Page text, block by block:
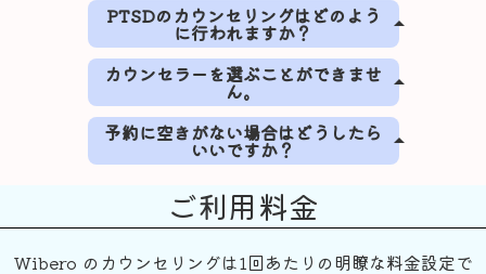
人により異なりますが、初回に現状を整
理していきます。そして、何が原因で苦
しんでいたのかを整理し、改善方法を一
緒に考え、行動へと繋げていきます。１
週間から１ヶ月に1回程度を目安に5〜10
セッション程度が目安となります。トラ
ウマ治療は長期で行われますので、年単
位での治療となります。
PTSDのカウンセリングはどのよう
に行われますか？ arrow_drop_up
まずは、PTSDとは何か、なぜ起こるのか
といったPTSDに関する正確な知識を獲得
いただきます。また、不安や緊張を和ら
げるために呼吸法などのリラクゼーショ
ンの方法も練習します。必要に応じて、
EMDRなど専門的な技法を使用すること
もございます。
カウンセラーを選ぶことができませ
ん。 arrow_drop_up
カウンセラーを選択することは難しいこ
とだと思います。Wiberoにて、あなたの
お悩みや相談内容に合ったカウンセラー
を選定し、カウンセリングをご利用いた
だくことができます。その際は、カウン
セラーを指名せずにご予約いただくか、
無料のセッションをご予約いただき、あ
予約に空きがない場合はどうしたら
いいですか？ arrow_drop_up
クエストをお願いいたします。Wiberoの
公式LINEからもリクエストを受け付け可
能ですので、こちらもお気軽にご利用く
ださい。
ご利用料金
Wibero のカウンセリングは1回あたりの明瞭な料金設定で